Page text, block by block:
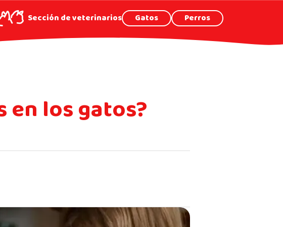
Sección de veterinarios Gatos Perros
en los gatos?